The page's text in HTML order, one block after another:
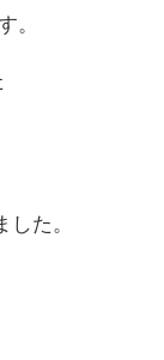
。
した。